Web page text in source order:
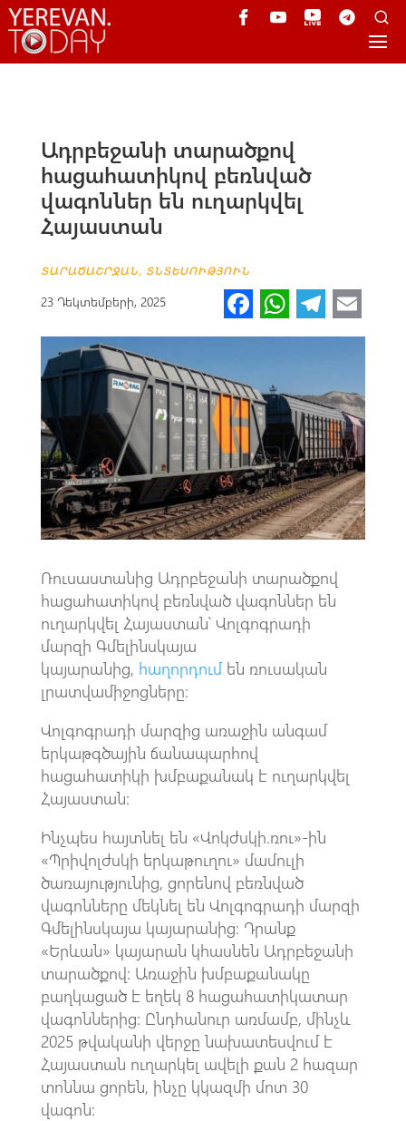
Ադրբեջանի տարածքով
հացահատիկով բեռնված
վագոններ են ուղարկվել
Հայաստան
ՏԱՐԱԾԱՇՐՋԱՆ, ՏՆՏԵՍՈՒԹՅՈՒՆ
23 Դեկտեմբերի, 2025 Fa
ce
o
o
k
W
h
s
A
p
p
Te
le
a
m
m
Ռուսաստանից Ադրբեջանի տարածքով
հացահատիկով բեռնված վագոններ են
ուղարկվել Հայաստան՝ Վոլգոգրադի
մարզի Գմելինսկայա
կայարանից, հաղորդում են ռուսական
լրատվամիջոցները:
Վոլգոգրադի մարզից առաջին անգամ
երկաթգծային ճանապարհով
հացահատիկի խմբաքանակ է ուղարկվել
Հայաստան։
Ինչպես հայտնել են «Վոկժսկի.ռու»-ին
«Պրիվոլժսկի երկաթուղու» մամուլի
ծառայությունից, ցորենով բեռնված
վագոնները մեկնել են Վոլգոգրադի մարզի
Գմելինսկայա կայարանից: Դրանք
«Երևան» կայարան կհասնեն Ադրբեջանի
տարածքով: Առաջին խմբաքանակը
բաղկացած է եղեկ 8 հացահատիկատար
վագոններից: Ընդհանուր առմամբ, մինչև
2025 թվականի վերջը նախատեսվում է
Հայաստան ուղարկել ավելի քան 2 հազար
տոննա ցորեն, ինչը կկազմի մոտ 30
վագոն: